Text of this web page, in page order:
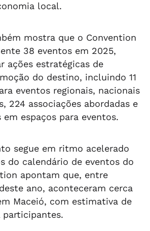
local.
mostra que o Convention
38 eventos em 2025,
ações estratégicas de
do destino, incluindo 11
eventos regionais, nacionais
224 associações abordadas e
espaços para eventos.
segue em ritmo acelerado
do calendário de eventos do
apontam que, entre
ano, aconteceram cerca
Maceió, com estimativa de
participantes.